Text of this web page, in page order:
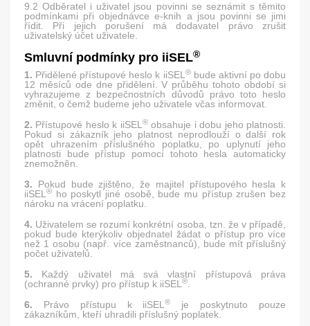
9.2 Odběratel i uživatel jsou povinni se seznámit s těmito
podmínkami při objednávce e-knih a jsou povinni se jimi
řídit. Při jejich porušení má dodavatel právo zrušit
uživatelský účet uživatele.
Smluvní podmínky pro iiSEL®
1. Přidělené přístupové heslo k iiSEL®bude aktivní po dobu
12 měsíců ode dne přidělení. V průběhu tohoto období si
vyhrazujeme z bezpečnostních důvodů právo toto heslo
změnit, o čemž budeme jeho uživatele včas informovat.
2. Přístupové heslo k iiSEL®obsahuje i dobu jeho platnosti.
Pokud si zákazník jeho platnost neprodlouží o další rok
opět uhrazením příslušného poplatku, po uplynutí jeho
platnosti bude přístup pomocí tohoto hesla automaticky
znemožněn.
3. Pokud bude zjištěno, že majitel přístupového hesla k
iiSEL® ho poskytl jiné osobě, bude mu přístup zrušen bez
nároku na vrácení poplatku.
4. Uživatelem se rozumí konkrétní osoba, tzn. že v případě,
pokud bude kterýkoliv objednatel žádat o přístup pro více
než 1 osobu (např. více zaměstnanců), bude mít příslušný
počet uživatelů.
5. Každý uživatel má svá vlastní přístupová práva
(ochranné prvky) pro přístup k iiSEL®.
6. Právo přístupu k iiSEL®
je poskytnuto pouze
zákazníkům, kteří uhradili příslušný poplatek.